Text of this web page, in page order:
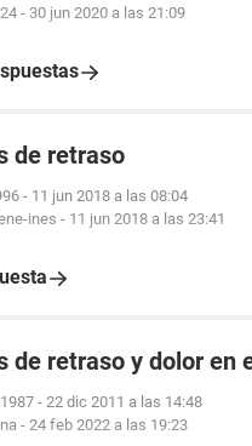
- 30 jun 2020 a las 21:09
de retraso
- 11 jun 2018 a las 08:04
ines - 11 jun 2018 a las 23:41
de retraso y dolor en
- 22 dic 2011 a las 14:48
- 24 feb 2022 a las 19:23